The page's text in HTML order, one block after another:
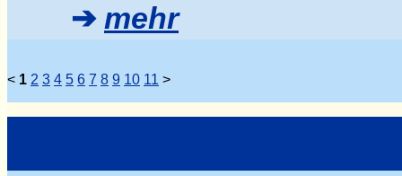
➔ mehr
< 1 2 3 4 5 6 7 8 9 10 11 >